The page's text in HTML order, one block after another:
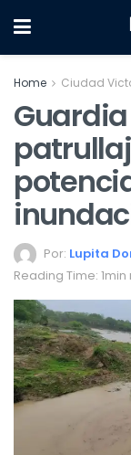
Home Ciudad
Por: Lupita
Reading Time: